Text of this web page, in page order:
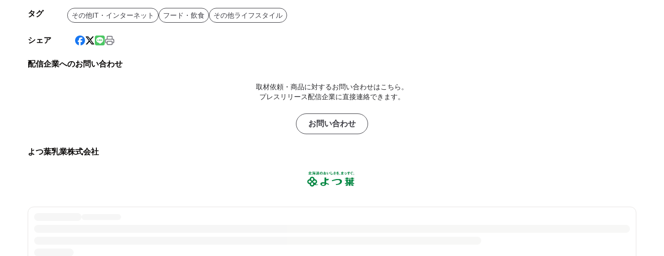
タグ その他IT・インターネット フード・飲食 その他ライフスタイル
シェア
配信企業へのお問い合わせ
取材依頼・商品に対するお問い合わせはこちら。
プレスリリース配信企業に直接連絡できます。
お問い合わせ
よつ葉乳業株式会社